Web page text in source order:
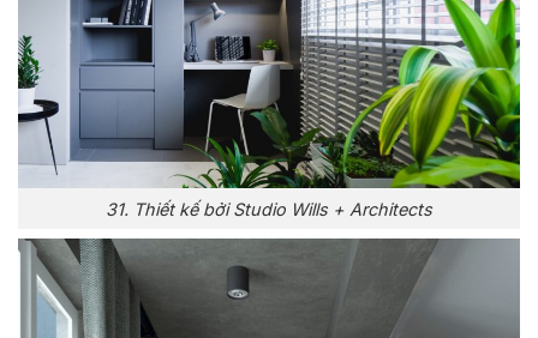
31. Thiết kế bởi Studio Wills + Architects